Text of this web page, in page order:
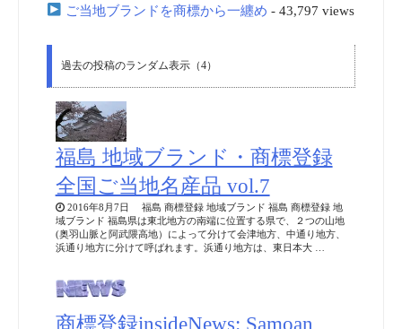
ご当地ブランドを商標から一纏め - 43,797 views
過去の投稿のランダム表示（4）
福島 地域ブランド・商標登録
全国ご当地名産品 vol.7
2016年8月7日 福島 商標登録 地域ブランド 福島 商標登録 地
域ブランド 福島県は東北地方の南端に位置する県で、２つの山地
(奥羽山脈と阿武隈高地）によって分けて会津地方、中通り地方、
浜通り地方に分けて呼ばれます。浜通り地方は、東日本大 …
商標登録insideNews: Samoan